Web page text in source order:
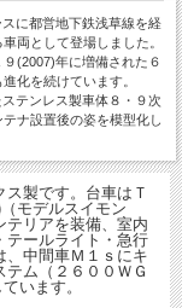
に都営地下鉄浅草線を経
両として登場しました。
(2007)年に増備された６
化を続けています。
テンレス製車体８・９次
ナ設置後の姿を模型化し
製です。台車はＴ
モデルスイモン
テリアを装備、室内
テールライト・急行
、中間車Ｍ１ｓにキ
ム（２６００ＷＧ
います。